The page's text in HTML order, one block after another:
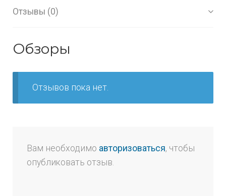
Отзывы (0)
Обзоры
Отзывов пока нет.
Вам необходимо авторизоваться, чтобы
опубликовать отзыв.